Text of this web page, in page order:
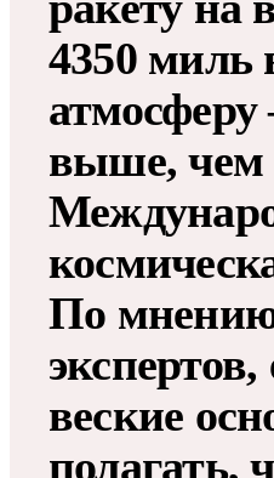
4350 миль
выше, чем
По
экспертов,
веские
полагать,